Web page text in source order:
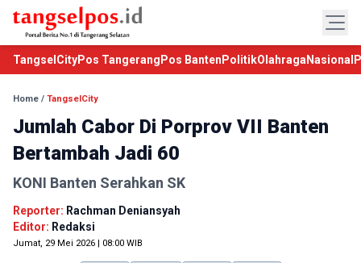
TangselCityPos Tangerang Pos Banten PolitikOlahraga Nasional
Home / TangselCity
Jumlah Cabor Di Porprov VII Banten
Bertambah Jadi 60
KONI Banten Serahkan SK
Reporter: Rachman Deniansyah
Editor: Redaksi
Jumat, 29 Mei 2026 | 08:00 WIB